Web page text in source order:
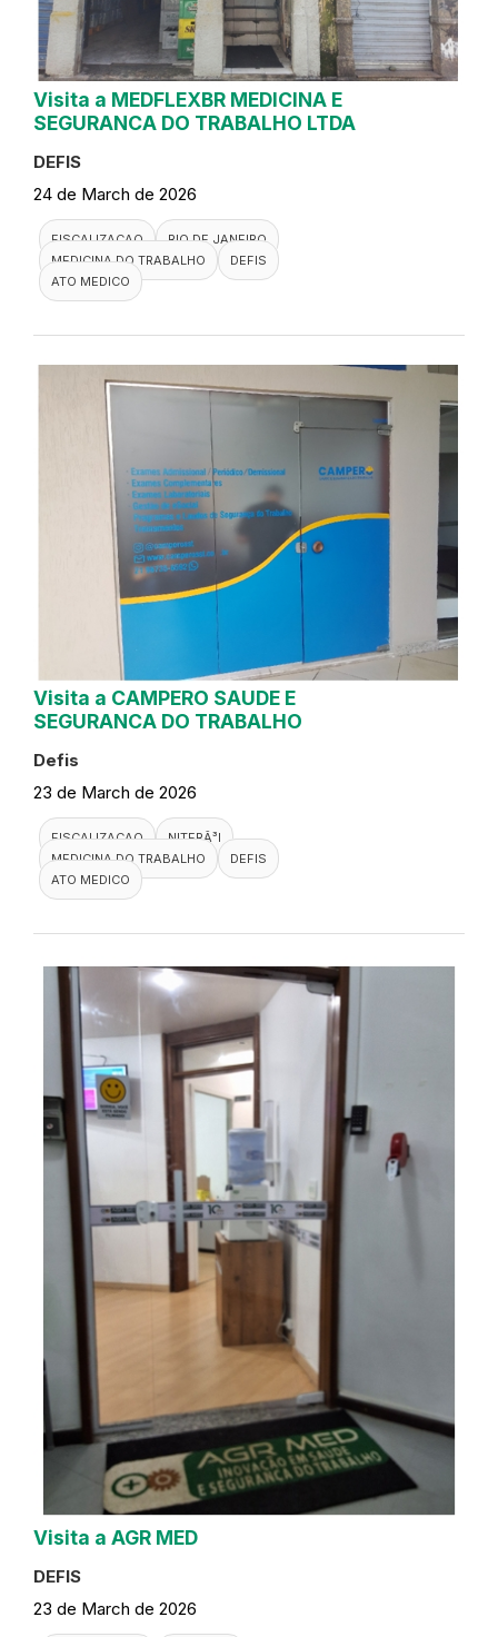
Visita a MEDFLEXBR MEDICINA E
SEGURANCA DO TRABALHO LTDA
DEFIS
24 de March de 2026
FISCALIZACAO
RIO DE JANEIRO
MEDICINA DO TRABALHO
DEFIS
ATO MEDICO
Visita a CAMPERO SAUDE E
SEGURANCA DO TRABALHO
Defis
23 de March de 2026
FISCALIZACAO
NITERÃ³I
MEDICINA DO TRABALHO
DEFIS
ATO MEDICO
Visita a AGR MED
DEFIS
23 de March de 2026